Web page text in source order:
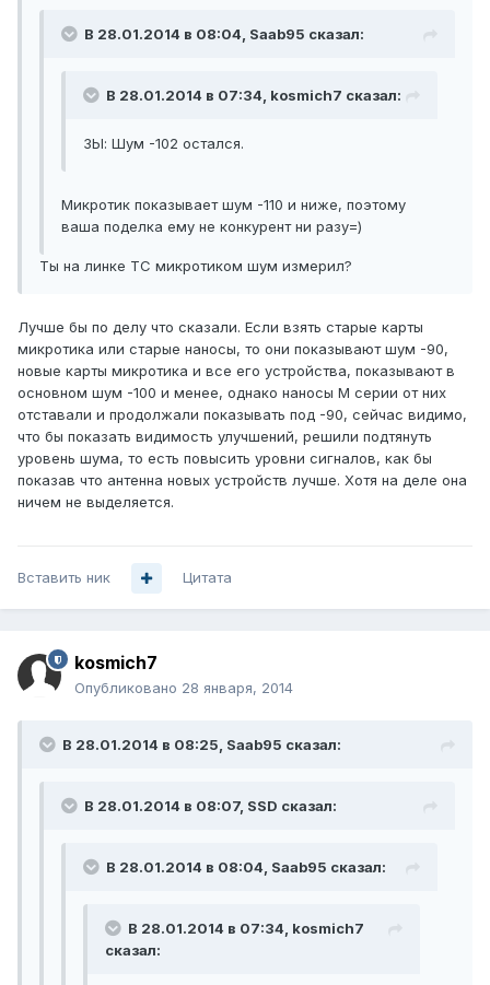
В 28.01.2014 в 08:04, Saab95 сказал:
В 28.01.2014 в 07:34, kosmich7 сказал:
ЗЫ: Шум -102 остался.
Микротик показывает шум -110 и ниже, поэтому
ваша поделка ему не конкурент ни разу=)
Ты на линке ТС микротиком шум измерил?
Лучше бы по делу что сказали. Если взять старые карты
микротика или старые наносы, то они показывают шум -90,
новые карты микротика и все его устройства, показывают в
основном шум -100 и менее, однако наносы М серии от них
отставали и продолжали показывать под -90, сейчас видимо,
что бы показать видимость улучшений, решили подтянуть
уровень шума, то есть повысить уровни сигналов, как бы
показав что антенна новых устройств лучше. Хотя на деле она
ничем не выделяется.
Вставить ник Цитата
kosmich7
Опубликовано 28 января, 2014
В 28.01.2014 в 08:25, Saab95 сказал:
В 28.01.2014 в 08:07, SSD сказал:
В 28.01.2014 в 08:04, Saab95 сказал:
В 28.01.2014 в 07:34, kosmich7
сказал: